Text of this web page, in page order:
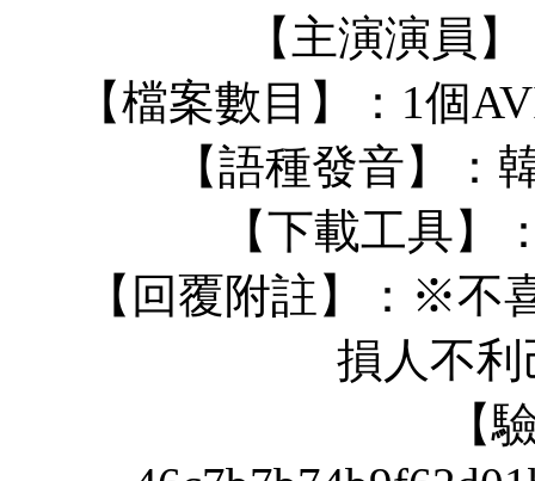
【主演演員
【檔案數目】：1個
【語種發音】：
【下載工具】
【回覆附註】：※不
損人不
【